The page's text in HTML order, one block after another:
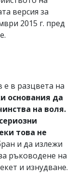
версия за
2015 г. пред
е в разцвета на
основания да
на воля.
това не
и да излежи
ръководене на
и изнудване.